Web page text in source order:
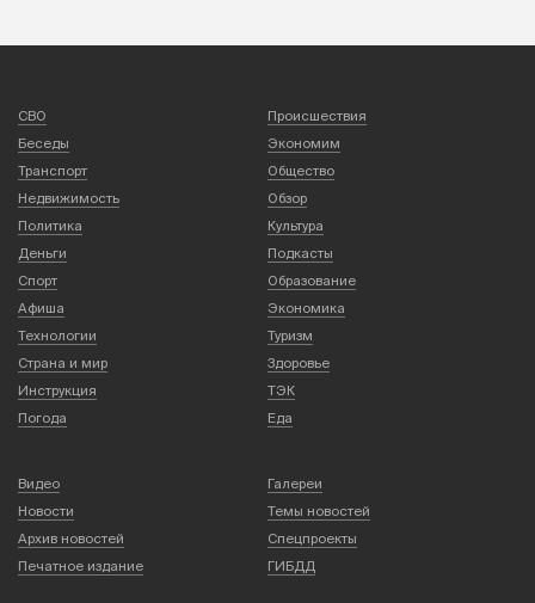
СВО
Происшествия
Беседы
Экономим
Транспорт
Общество
Недвижимость
Обзор
Политика
Культура
Деньги
Подкасты
Спорт
Образование
Афиша
Экономика
Технологии
Туризм
Страна и мир
Здоровье
Инструкция
ТЭК
Погода
Еда
Видео
Галереи
Новости
Темы новостей
Архив новостей
Спецпроекты
Печатное издание
ГИБДД